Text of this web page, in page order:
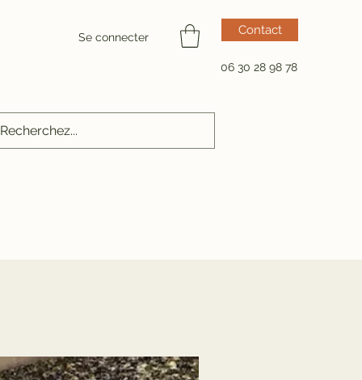
Se connecter Contact
06 30 28 98 78